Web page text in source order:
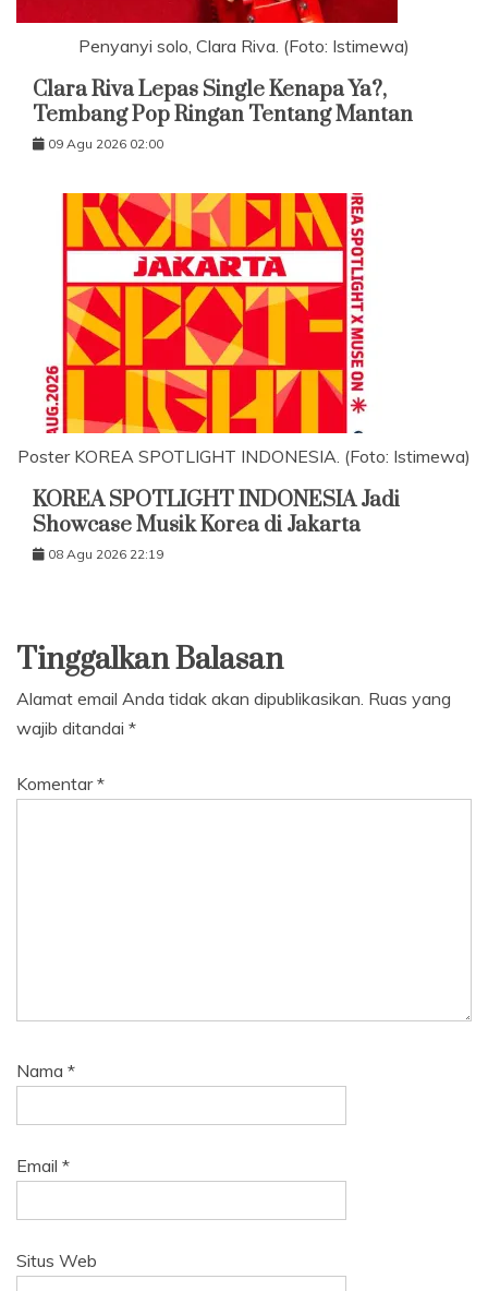
Penyanyi solo, Clara Riva. (Foto: Istimewa)
Clara Riva Lepas Single Kenapa Ya?,
Tembang Pop Ringan Tentang Mantan
09 Agu 2026 02:00
Poster KOREA SPOTLIGHT INDONESIA. (Foto: Istimewa)
KOREA SPOTLIGHT INDONESIA Jadi
Showcase Musik Korea di Jakarta
08 Agu 2026 22:19
Tinggalkan Balasan
Alamat email Anda tidak akan dipublikasikan. Ruas yang
wajib ditandai *
Komentar*
Nama *
Email *
Situs Web